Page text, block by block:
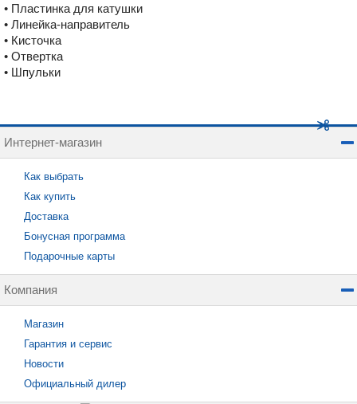
• Пластинка для катушки
• Линейка-направитель
• Кисточка
• Отвертка
• Шпульки
Интернет-магазин
Как выбрать
Как купить
Доставка
Бонусная программа
Подарочные карты
Компания
Магазин
Гарантия и сервис
Новости
Официальный дилер